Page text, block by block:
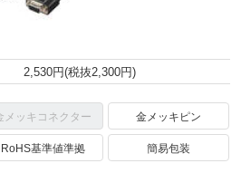
2,530円(税抜2,300円)
メッキコネクター
金メッキピン
RoHS基準値準拠 簡易包装